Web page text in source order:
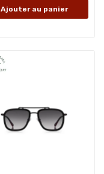
Ajouter au panier